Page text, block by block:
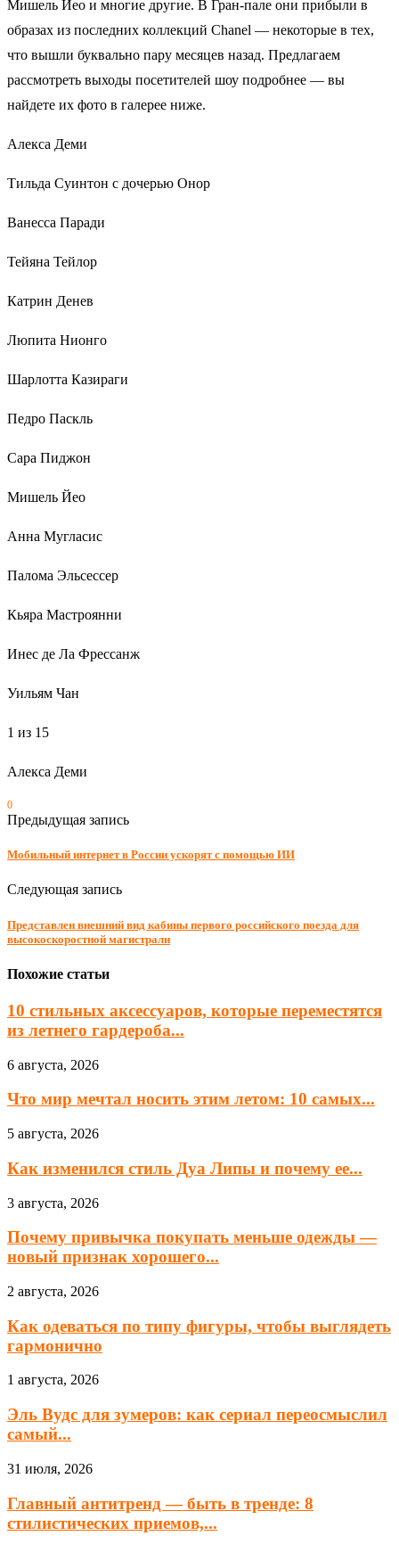
Мишель Йео и многие другие. В Гран-пале они прибыли в
образах из последних коллекций Chanel — некоторые в тех,
что вышли буквально пару месяцев назад. Предлагаем
рассмотреть выходы посетителей шоу подробнее — вы
найдете их фото в галерее ниже.
Алекса Деми
Тильда Суинтон с дочерью Онор
Ванесса Паради
Тейяна Тейлор
Катрин Денев
Люпита Нионго
Шарлотта Казираги
Педро Паскль
Сара Пиджон
Мишель Йео
Анна Мугласис
Палома Эльсессер
Кьяра Мастроянни
Инес де Ла Фрессанж
Уильям Чан
1 из 15
Алекса Деми
0
Предыдущая запись
Мобильный интернет в России ускорят с помощью ИИ
Следующая запись
Представлен внешний вид кабины первого российского поезда для
высокоскоростной магистрали
Похожие статьи
10 стильных аксессуаров, которые переместятся
из летнего гардероба...
6 августа, 2026
Что мир мечтал носить этим летом: 10 самых...
5 августа, 2026
Как изменился стиль Дуа Липы и почему ее...
3 августа, 2026
Почему привычка покупать меньше одежды —
новый признак хорошего...
2 августа, 2026
Как одеваться по типу фигуры, чтобы выглядеть
гармонично
1 августа, 2026
Эль Вудс для зумеров: как сериал переосмыслил
самый...
31 июля, 2026
Главный антитренд — быть в тренде: 8
стилистических приемов,...